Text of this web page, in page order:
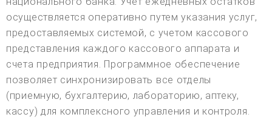
осуществляется оперативно путем указания услуг,
предоставляемых системой, с учетом кассового
представления каждого кассового аппарата и
счета предприятия. Программное обеспечение
позволяет синхронизировать все отделы
(приемную, бухгалтерию, лабораторию, аптеку,
кассу) для комплексного управления и контроля.